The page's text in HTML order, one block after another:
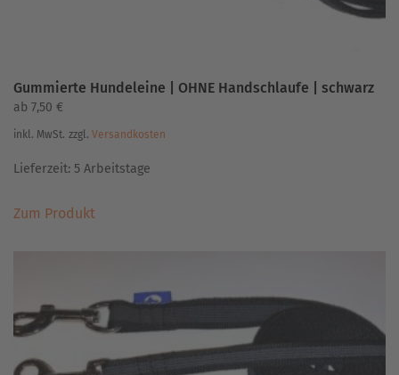
Gummierte Hundeleine | OHNE Handschlaufe | schwarz
ab 7,50 €
inkl. MwSt. zzgl. Versandkosten
Lieferzeit: 5 Arbeitstage
Zum ProduktProdukt
auf.
Die
können